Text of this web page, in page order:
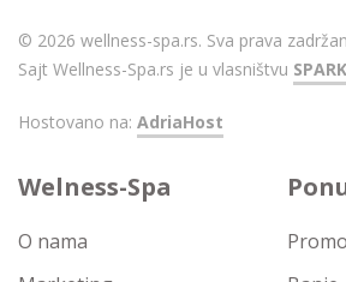
© 2026 wellness-spa.rs. Sva prava
Sajt Wellness-Spa.rs je u vlasništvu
Hostovano na: AdriaHost
Welness-Spa
O nama